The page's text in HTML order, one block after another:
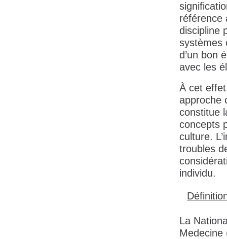
référence
discipline
systèmes
d’un bon
avec les
À cet
approche
constitue
concepts
culture.
troubles
individu.
La
Medecine